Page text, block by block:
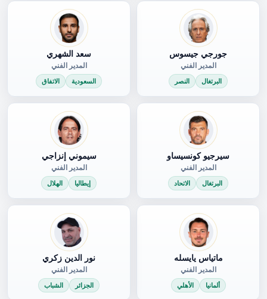
جورجي جيسوس
المدير الفني
البرتغال النصر
سعد الشهري
المدير الفني
السعودية الاتفاق
سيرجيو كونسيساو
المدير الفني
البرتغال الاتحاد
سيموني إنزاجي
المدير الفني
إيطاليا الهلال
ماتياس يايسله
المدير الفني
ألمانيا الأهلي
نور الدين زكري
المدير الفني
الجزائر الشباب